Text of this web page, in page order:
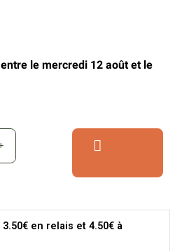
le mercredi 12 août et le
en relais et 4.50€ à